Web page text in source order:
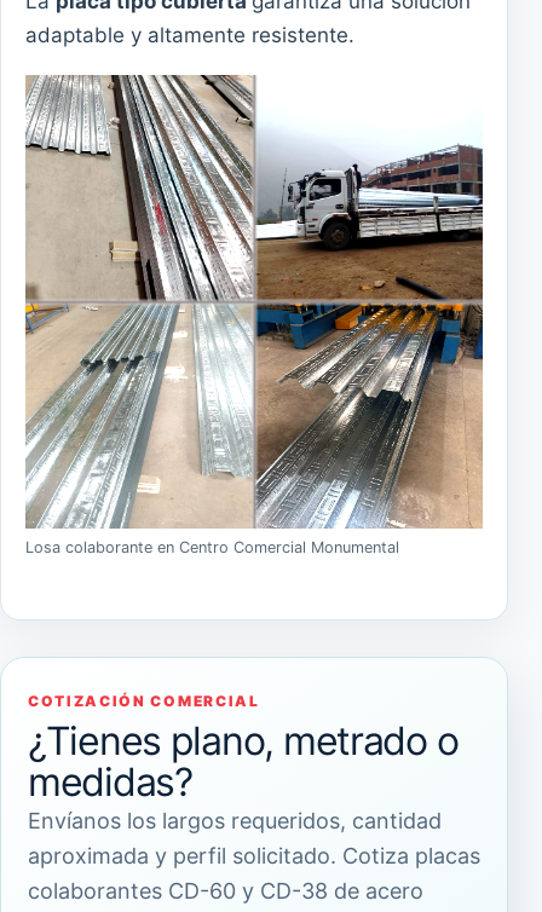
adaptable y altamente resistente.
Losa colaborante en Centro Comercial Monumental
COTIZACIÓN COMERCIAL
¿Tienes plano, metrado o
medidas?
Envíanos los largos requeridos, cantidad
aproximada y perfil solicitado. Cotiza placas
colaborantes CD-60 y CD-38 de acero